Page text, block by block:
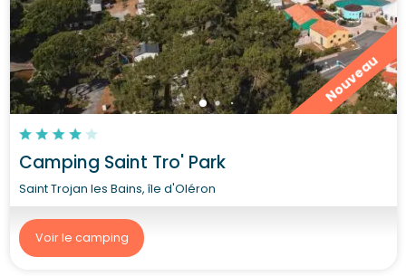
Nouveau
Camping Saint Tro' Park
Saint Trojan les Bains, île d'Oléron
Voir le camping